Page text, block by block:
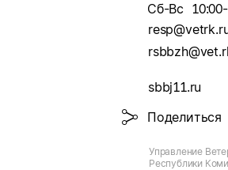
Сб-Вс
sbbj11.ru
Поделиться
Управление
Республики